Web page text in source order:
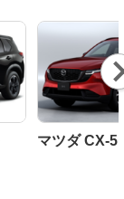
マツダ CX-5
Nex
t